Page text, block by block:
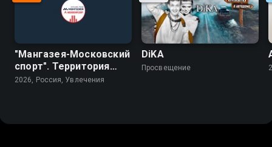
"Мангазея-Московский
спорт". Территория
будущих чемпионов
2026, Россия, Увлечения
DiKA
Просвещение